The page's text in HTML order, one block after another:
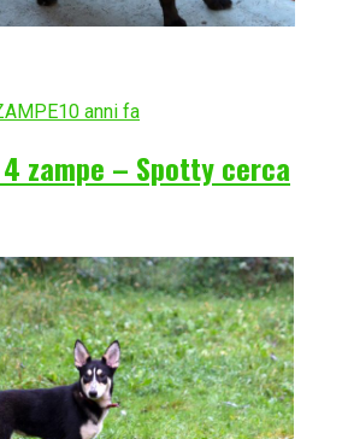
10 anni fa
zampe – Spotty cerca